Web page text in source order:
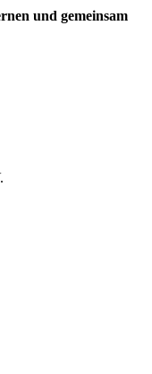
und gemeinsam